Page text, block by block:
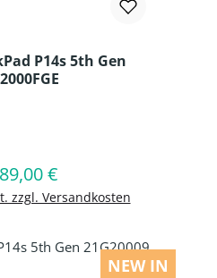
P14s 5th Gen
Preis:
€
zzgl. Versandkosten
Warenkorb
NEW IN